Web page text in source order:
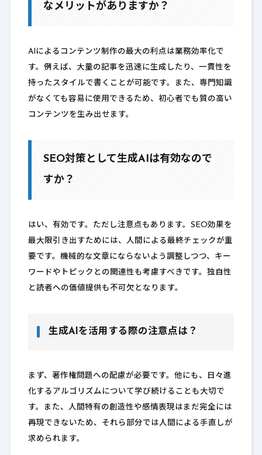
なメリットがありますか？
AIによるコンテンツ制作の最大の利点は業務効率化で
す。例えば、大量の記事を迅速に生成したり、一貫性を
持ったスタイルで書くことが可能です。また、専門知識
がなくても容易に使用できるため、初心者でも質の高い
コンテンツを生み出せます。
SEO対策として生成AIは有効なので
すか？
はい、有効です。ただし注意点もあります。SEO効果を
最大限引き出すためには、人間による最終チェックが重
要です。機械的な文章にならないよう調整しつつ、キー
ワードやトピックとの関連性も考慮すべきです。独自性
と読者への価値提供も不可欠となります。
生成AIを活用する際の注意点は？
まず、著作権問題への配慮が必要です。他にも、日々進
化するアルゴリズムについて学び続けることも大切で
す。また、人間特有の創造性や感情表現はまだ完全には
再現できないため、それら部分では人間による手直しが
求められます。